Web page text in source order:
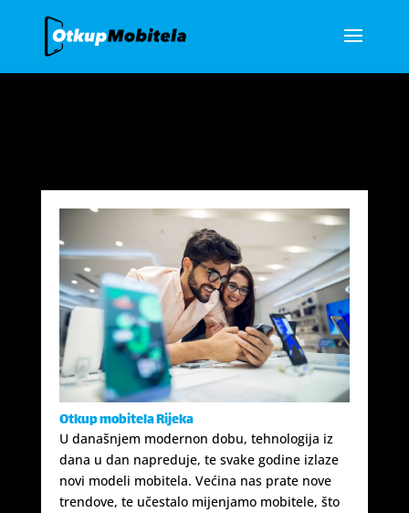
Otkup mobitela Rijeka
U današnjem modernon dobu, tehnologija iz
dana u dan napreduje, te svake godine izlaze
novi modeli mobitela. Većina nas prate nove
trendove, te učestalo mijenjamo mobitele, što